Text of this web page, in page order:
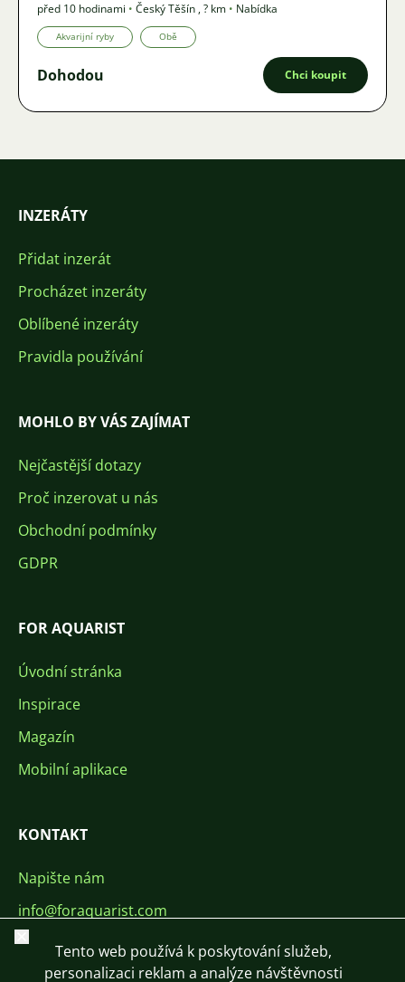
před 10 hodinami • Český Těšín ,? km • Nabídka
Akvarijní ryby Obě
Dohodou Chci koupit
INZERÁTY
Přidat inzerát
Procházet inzeráty
Oblíbené inzeráty
Pravidla používání
MOHLO BY VÁS ZAJÍMAT
Nejčastější dotazy
Proč inzerovat u nás
Obchodní podmínky
GDPR
FOR AQUARIST
Úvodní stránka
Inspirace
Magazín
Mobilní aplikace
KONTAKT
Napište nám
info@foraquarist.com
+420 603 449 602
Zavřít
Tento web používá k poskytování služeb,
personalizaci reklam a analýze návštěvnosti